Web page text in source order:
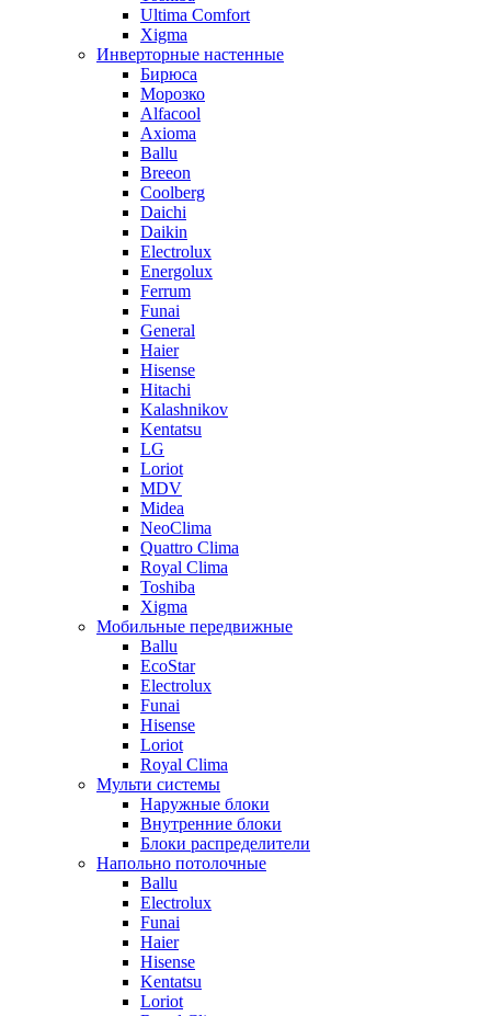
Ultima Comfort
Xigma
Инверторные настенные
Бирюса
Морозко
Alfacool
Axioma
Ballu
Breeon
Coolberg
Daichi
Daikin
Electrolux
Energolux
Ferrum
Funai
General
Haier
Hisense
Hitachi
Kalashnikov
Kentatsu
LG
Loriot
MDV
Midea
NeoClima
Quattro Clima
Royal Clima
Toshiba
Xigma
Мобильные передвижные
Ballu
EcoStar
Electrolux
Funai
Hisense
Loriot
Royal Clima
Мульти системы
Наружные блоки
Внутренние блоки
Блоки распределители
Напольно потолочные
Ballu
Electrolux
Funai
Haier
Hisense
Kentatsu
Loriot